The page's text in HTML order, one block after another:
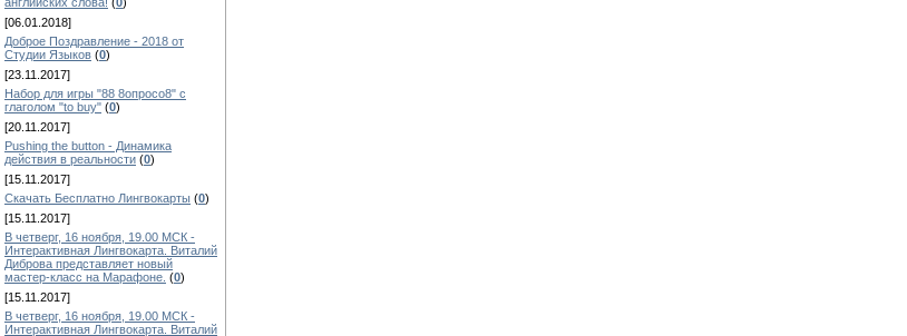
[06.01.2018]
Доброе Поздравление - 2018 от
Студии Языков (0)
[23.11.2017]
Набор для игры "88 8опросо8" с
глаголом "to buy" (0)
[20.11.2017]
Pushing the button - Динамика
действия в реальности (0)
[15.11.2017]
Скачать Бесплатно Лингвокарты (0)
[15.11.2017]
В четверг, 16 ноября, 19.00 МСК -
Интерактивная Лингвокарта. Виталий
Диброва представляет новый
мастер-класс на Марафоне. (0)
[15.11.2017]
В четверг, 16 ноября, 19.00 МСК -
Интерактивная Лингвокарта. Виталий